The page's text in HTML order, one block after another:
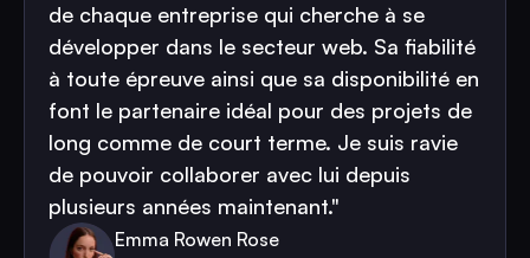
de chaque entreprise qui cherche à se
développer dans le secteur web. Sa fiabilité
à toute épreuve ainsi que sa disponibilité en
font le partenaire idéal pour des projets de
long comme de court terme. Je suis ravie
de pouvoir collaborer avec lui depuis
plusieurs années maintenant."
Emma Rowen Rose